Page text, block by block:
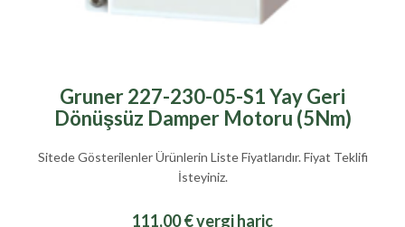
Gruner 227-230-05-S1 Yay Geri
Dönüşsüz Damper Motoru (5Nm)
Sitede Gösterilenler Ürünlerin Liste Fiyatlarıdır. Fiyat Teklifi
İsteyiniz.
111,00 € vergi hariç